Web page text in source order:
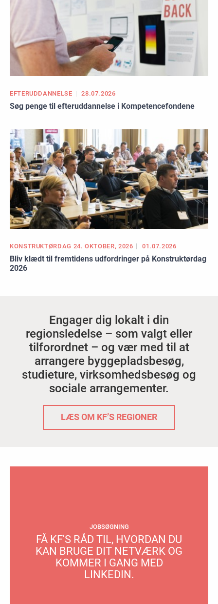
EFTERUDDANNELSE 28.07.2026
Søg penge til efteruddannelse i Kompetencefondene
KONSTRUKTØRDAG 24. OKTOBER, 2026 01.07.2026
Bliv klædt til fremtidens udfordringer på Konstruktørdag
2026
Engager dig lokalt i din
regionsledelse – som valgt eller
tilforordnet – og vær med til at
arrangere byggepladsbesøg,
studieture, virksomhedsbesøg og
sociale arrangementer.
LÆS OM KF’S REGIONER
JOBSØGNING
FÅ KF'S RÅD TIL, HVORDAN DU
KAN BRUGE DIT NETVÆRK OG
KOMMER I GANG MED
LINKEDIN.